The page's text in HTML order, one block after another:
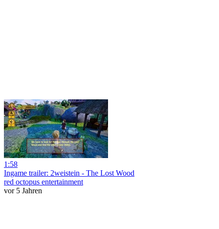
1:58
Ingame trailer: 2weistein - The Lost Wood
red octopus entertainment
vor 5 Jahren